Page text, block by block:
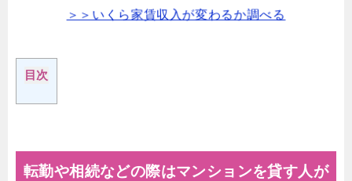
＞＞いくら家賃収入が変わるか調べる
目次
転勤や相続などの際はマンションを貸す人が